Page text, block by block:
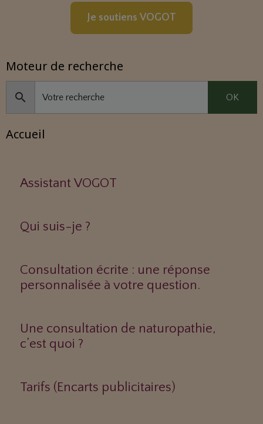
Je soutiens VOGOT
Moteur de recherche
OK
Accueil
Assistant VOGOT
Qui suis-je ?
Consultation écrite : une réponse
personnalisée à votre question.
Une consultation de naturopathie,
c’est quoi ?
Tarifs (Encarts publicitaires)